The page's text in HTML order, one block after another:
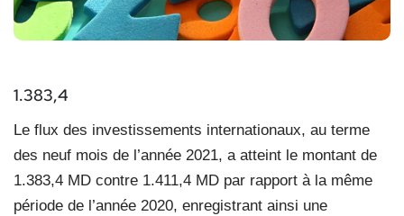
1.383,4
Le flux des investissements internationaux, au terme
des neuf mois de l’année 2021, a atteint le montant de
1.383,4 MD contre 1.411,4 MD par rapport à la même
période de l’année 2020, enregistrant ainsi une